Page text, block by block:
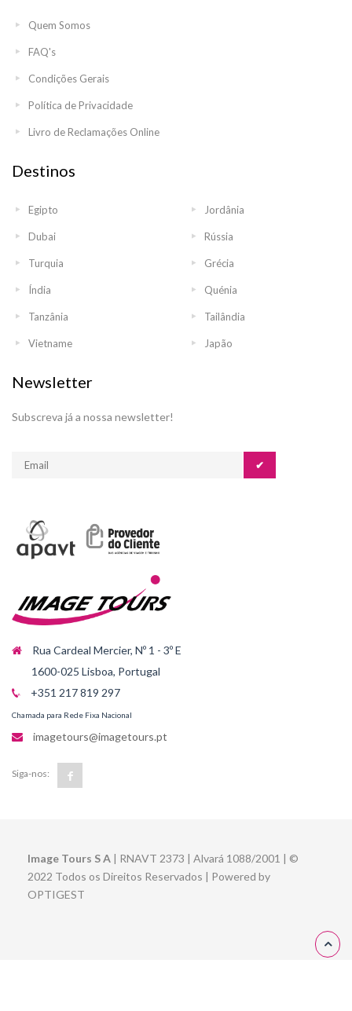
Quem Somos
FAQ's
Condições Gerais
Política de Privacidade
Livro de Reclamações Online
Destinos
Egipto Jordânia
Dubai Rússia
Turquia Grécia
Índia Quénia
Tanzânia Tailândia
Vietname Japão
Newsletter
Subscreva já a nossa newsletter!
✔
Rua Cardeal Mercier, Nº 1 - 3º E
1600-025 Lisboa, Portugal
+351 217 819 297
Chamada para Rede Fixa Nacional
imagetours@imagetours.pt
Siga-nos:
Image Tours S A | RNAVT 2373 | Alvará 1088/2001 | ©
2022 Todos os Direitos Reservados | Powered by
OPTIGEST